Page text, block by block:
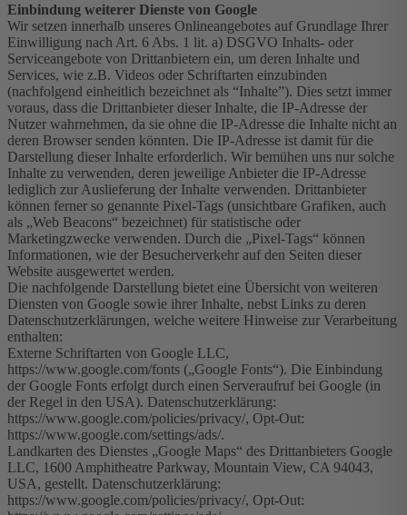
Einbindung weiterer Dienste von Google
Wir setzen innerhalb unseres Onlineangebotes auf Grundlage Ihrer
Einwilligung nach Art. 6 Abs. 1 lit. a) DSGVO Inhalts- oder
Serviceangebote von Drittanbietern ein, um deren Inhalte und
Services, wie z.B. Videos oder Schriftarten einzubinden
(nachfolgend einheitlich bezeichnet als “Inhalte”). Dies setzt immer
voraus, dass die Drittanbieter dieser Inhalte, die IP-Adresse der
Nutzer wahrnehmen, da sie ohne die IP-Adresse die Inhalte nicht an
deren Browser senden könnten. Die IP-Adresse ist damit für die
Darstellung dieser Inhalte erforderlich. Wir bemühen uns nur solche
Inhalte zu verwenden, deren jeweilige Anbieter die IP-Adresse
lediglich zur Auslieferung der Inhalte verwenden. Drittanbieter
können ferner so genannte Pixel-Tags (unsichtbare Grafiken, auch
als „Web Beacons“ bezeichnet) für statistische oder
Marketingzwecke verwenden. Durch die „Pixel-Tags“ können
Informationen, wie der Besucherverkehr auf den Seiten dieser
Website ausgewertet werden.
Die nachfolgende Darstellung bietet eine Übersicht von weiteren
Diensten von Google sowie ihrer Inhalte, nebst Links zu deren
Datenschutzerklärungen, welche weitere Hinweise zur Verarbeitung
enthalten:
Externe Schriftarten von Google LLC,
https://www.google.com/fonts („Google Fonts“). Die Einbindung
der Google Fonts erfolgt durch einen Serveraufruf bei Google (in
der Regel in den USA). Datenschutzerklärung:
https://www.google.com/policies/privacy/, Opt-Out:
https://www.google.com/settings/ads/.
Landkarten des Dienstes „Google Maps“ des Drittanbieters Google
LLC, 1600 Amphitheatre Parkway, Mountain View, CA 94043,
USA, gestellt. Datenschutzerklärung:
https://www.google.com/policies/privacy/, Opt-Out: